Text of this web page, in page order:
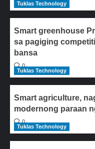
Tuklas Technology
Smart greenhouse
sa pagiging
bansa
0
Tuklas Technology
Smart agriculture,
modernong paraan
0
Tuklas Technology